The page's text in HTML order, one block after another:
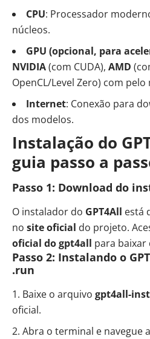
CPU: Processador
núcleos.
GPU (opcional, para
NVIDIA(com CUDA), AMD
OpenCL/Level Zero) com pelo
Internet: Conexão para
dos modelos.
Instalação do
guia passo a
Passo 1: Download do
O instalador do GPT4All está
no site oficial do projeto.
oficial do gpt4all para baixar
Passo 2: Instalando o
.run
Baixe o arquivo gpt4all-
oficial.
Abra o terminal e navegue